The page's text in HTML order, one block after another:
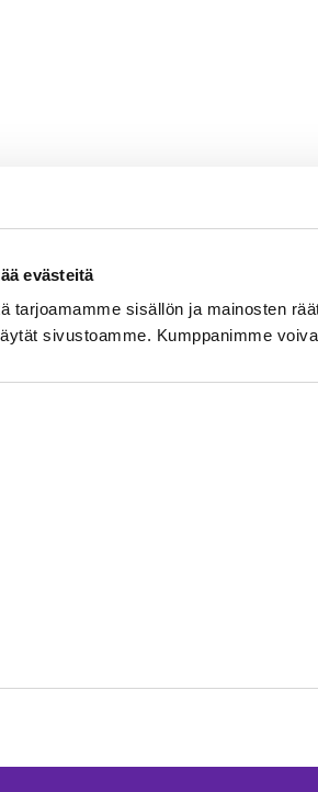
evästeitä
tarjoamamme sisällön ja mainosten
sivustoamme. Kumppanimme